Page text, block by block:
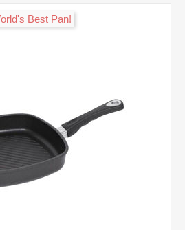
!World's Best Pan